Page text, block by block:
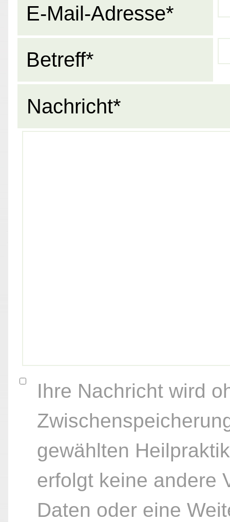
E-Mail-Adresse*
Betreff*
Nachricht*
Ihre Nachricht wird
gewählten
erfolgt keine andere
Daten oder eine